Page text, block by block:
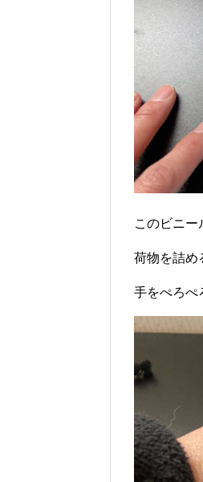
このビニー
荷物を詰め
手をぺろぺ